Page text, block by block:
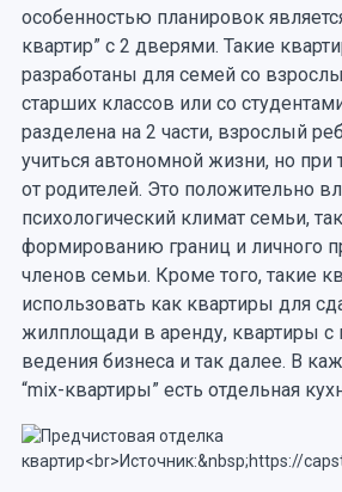
особенностью планировок
квартир” с 2 дверями. Такие
разработаны для семей со
старших классов или со
разделена на 2 части, взрослый
учиться автономной жизни, но
от родителей. Это положительно
психологический климат семьи,
формированию границ и личного
членов семьи. Кроме того, такие
использовать как квартиры для
жилплощади в аренду, квартиры
ведения бизнеса и так далее. В
“mix-квартиры” есть отдельная